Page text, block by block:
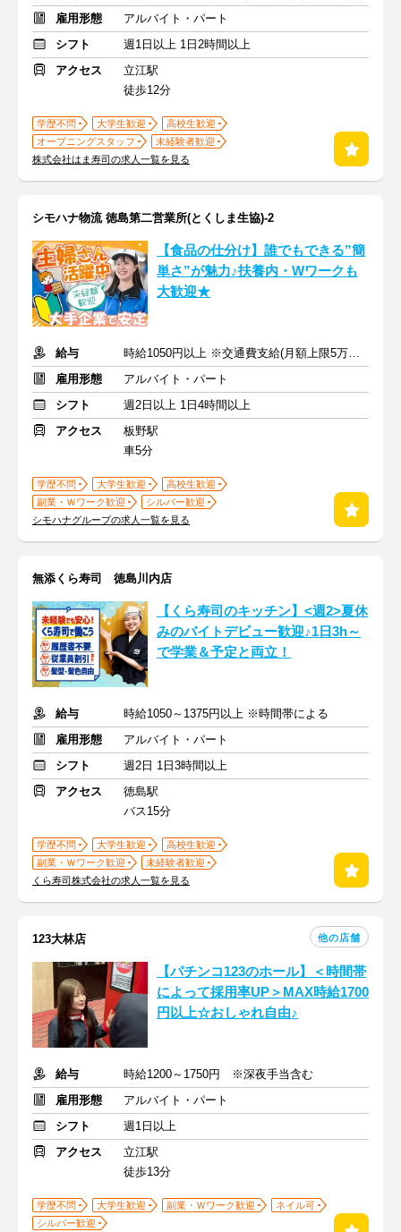
雇用形態
アルバイト・パート
シフト
週1日以上 1日2時間以上
アクセス
立江駅
徒歩12分
学歴不問 大学生歓迎
高校生歓迎
オープニングスタッフ
未経験者歓迎
株式会社はま寿司の求人一覧を見る
シモハナ物流 徳島第二営業所(とくしま生協)-2
【食品の仕分け】誰でもできる”簡
単さ”が魅力♪扶養内・Wワークも
大歓迎★
給与
時給1050円以上 ※交通費支給(月額上限5万円まで)
雇用形態
アルバイト・パート
シフト
週2日以上 1日4時間以上
アクセス
板野駅
車5分
学歴不問 大学生歓迎
高校生歓迎
副業・Ｗワーク歓迎
シルバー歓迎
シモハナグループの求人一覧を見る
無添くら寿司 徳島川内店
【くら寿司のキッチン】<週2>夏休
みのバイトデビュー歓迎♪1日3h～
で学業＆予定と両立！
給与
時給1050～1375円以上 ※時間帯による
雇用形態
アルバイト・パート
シフト
週2日 1日3時間以上
アクセス
徳島駅
バス15分
学歴不問 大学生歓迎
高校生歓迎
副業・Ｗワーク歓迎
未経験者歓迎
くら寿司株式会社の求人一覧を見る
123大林店 他の店舗
【パチンコ123のホール】＜時間帯
によって採用率UP＞MAX時給1700
円以上☆おしゃれ自由♪
給与
時給1200～1750円 ※深夜手当含む
雇用形態
アルバイト・パート
シフト
週1日以上
アクセス
立江駅
徒歩13分
学歴不問 大学生歓迎 副業・Ｗワーク歓迎
ネイル可
シルバー歓迎